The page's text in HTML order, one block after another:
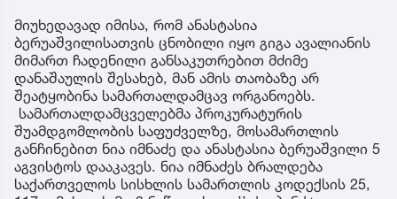
მიუხედავად იმისა, რომ ანასტასია
ბერუაშვილისათვის ცნობილი იყო გიგა ავალიანის
მიმართ ჩადენილი განსაკუთრებით მძიმე
დანაშაულის შესახებ, მან ამის თაობაზე არ
შეატყობინა სამართალდამცავ ორგანოებს.
სამართალდამცველებმა პროკურატურის
შუამდგომლობის საფუძველზე, მოსამართლის
განჩინებით ნია იმნაძე და ანასტასია ბერუაშვილი 5
აგვისტოს დააკავეს. ნია იმნაძეს ბრალდება
საქართველოს სისხლის სამართლის კოდექსის 25,